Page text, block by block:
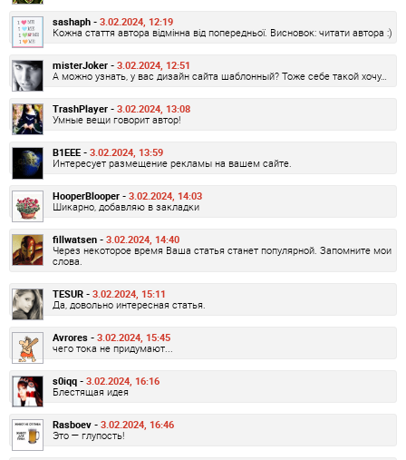
sashaph - 3.02.2024, 12:19
Кожна стаття автора відмінна від попередньої. Висновок: читати автора :)
misterJoker - 3.02.2024, 12:51
А можно узнать, у вас дизайн сайта шаблонный? Тоже себе такой хочу…
TrashPlayer - 3.02.2024, 13:08
Умные вещи говорит автор!
B1EEE - 3.02.2024, 13:59
Интересует размещение рекламы на вашем сайте.
HooperBlooper - 3.02.2024, 14:03
Шикарно, добавляю в закладки
fillwatsen - 3.02.2024, 14:40
Через некоторое время Ваша статья станет популярной. Запомните мои
слова.
TESUR - 3.02.2024, 15:11
Да, довольно интересная статья.
Avrores - 3.02.2024, 15:45
чего тока не придумают...
s0iqq - 3.02.2024, 16:16
Блестящая идея
Rasboev - 3.02.2024, 16:46
Это — глупость!